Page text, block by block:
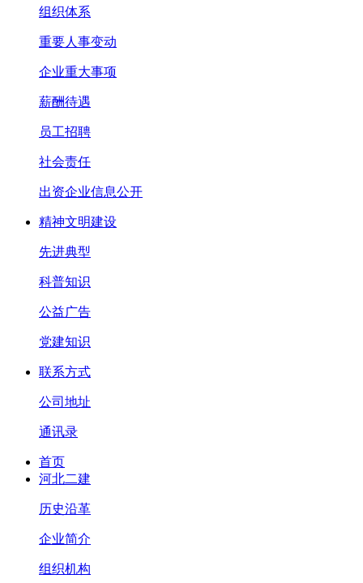
组织体系
重要人事变动
企业重大事项
薪酬待遇
员工招聘
社会责任
出资企业信息公开
精神文明建设
先进典型
科普知识
公益广告
党建知识
联系方式
公司地址
通讯录
首页
河北二建
历史沿革
企业简介
组织机构